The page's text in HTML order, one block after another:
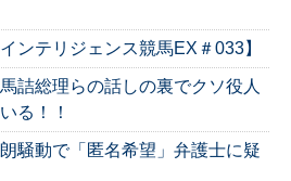
ンテリジェンス競馬EX＃033】
詰総理らの話しの裏でクソ役人
る！！
騒動で「匿名希望」弁護士に疑